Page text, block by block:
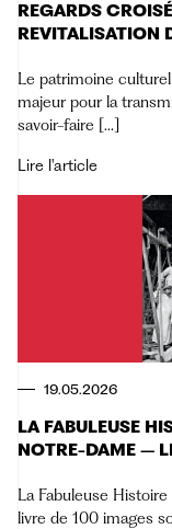
REGARDS
REVITALISATION
Le patrimoine
majeur pour la
savoir-faire [...]
Lire l'article
19.05.2026
LA FABULEUSE
NOTRE-DAME –
La Fabuleuse
livre de 100 images